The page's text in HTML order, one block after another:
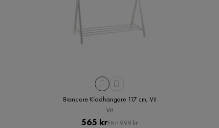
Brancore Klädhängare 117 cm, Vit
Vit
Pris
565 krOriginal
Förr 999 kr